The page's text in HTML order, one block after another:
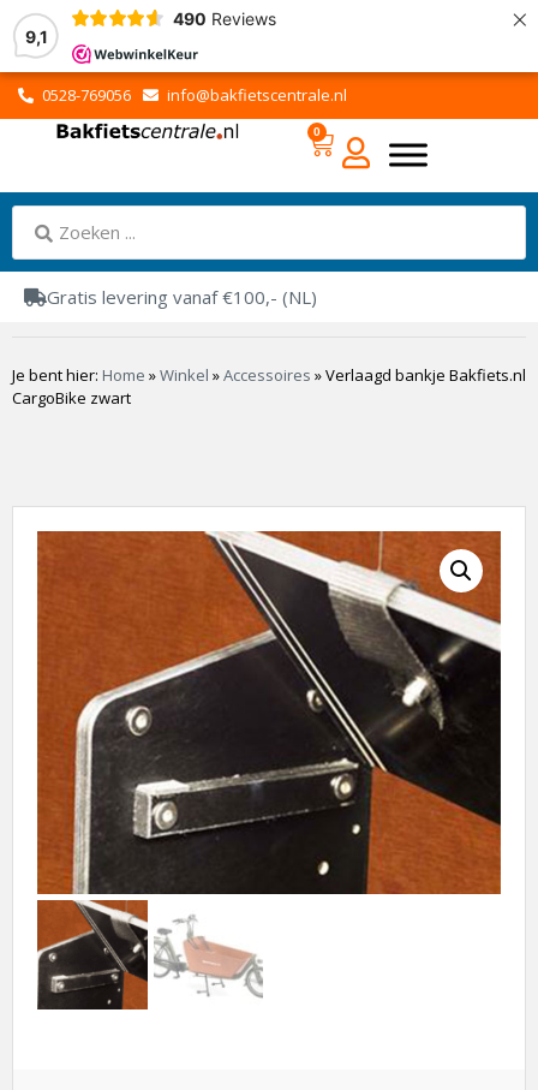
9,1
490 Reviews ×
0528-769056 info@bakfietscentrale.nl
0
Gratis levering vanaf €100,- (NL)
Je bent hier: Home »Winkel »Accessoires »Verlaagd bankje Bakfiets.nl
CargoBike zwart